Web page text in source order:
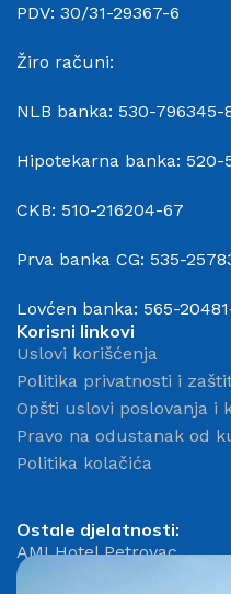
PDV: 30/31-29367-6
Žiro računi:
NLB banka: 530-796345-
Hipotekarna banka: 520-
CKB: 510-216204-67
Prva banka CG: 535-
Lovćen banka: 565-
Korisni linkovi
Uslovi korišćenja
Politika privatnosti i
Opšti uslovi poslovanja i
Pravo na odustanak od
Politika kolačića
Ostale djelatnosti:
AMI Hotel Petrovac